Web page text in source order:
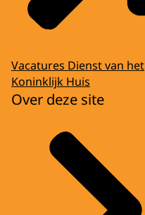
Vacatures Dienst van het
Koninklijk Huis
Over deze site